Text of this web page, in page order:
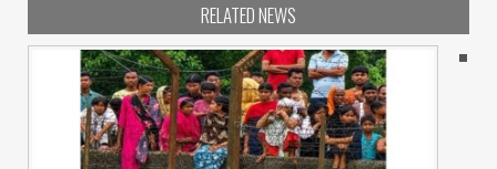
RELATED NEWS